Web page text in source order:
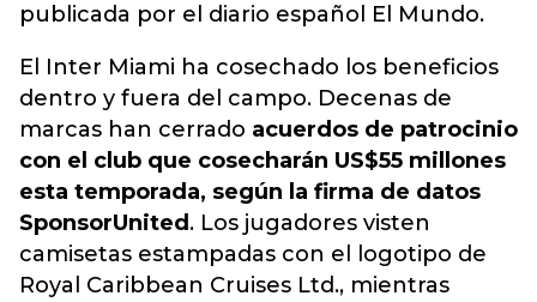
publicada por el diario español El Mundo.
El Inter Miami ha cosechado los beneficios
dentro y fuera del campo. Decenas de
marcas han cerrado acuerdos de patrocinio
con el club que cosecharán US$55 millones
esta temporada, según la firma de datos
SponsorUnited . Los jugadores visten
camisetas estampadas con el logotipo de
Royal Caribbean Cruises Ltd., mientras